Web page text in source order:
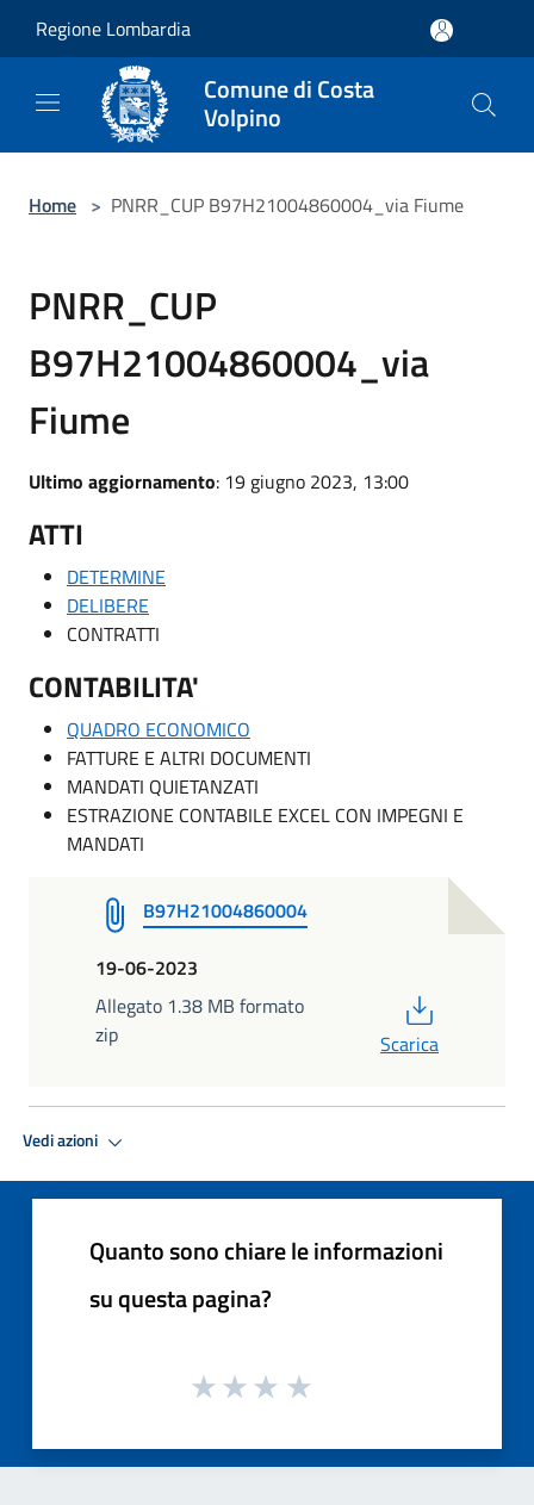
Regione Lombardia
Comune di Costa
Volpino
Home > PNRR_CUP B97H21004860004_via Fiume
PNRR_CUP
B97H21004860004_via
Fiume
Ultimo aggiornamento: 19 giugno 2023, 13:00
ATTI
DETERMINE
DELIBERE
CONTRATTI
CONTABILITA'
QUADRO ECONOMICO
FATTURE E ALTRI DOCUMENTI
MANDATI QUIETANZATI
ESTRAZIONE CONTABILE EXCEL CON IMPEGNI E
MANDATI
B97H21004860004
19-06-2023
Allegato 1.38 MB formato
zip
Scarica
Vedi azioni
Quanto sono chiare le informazioni
su questa pagina?